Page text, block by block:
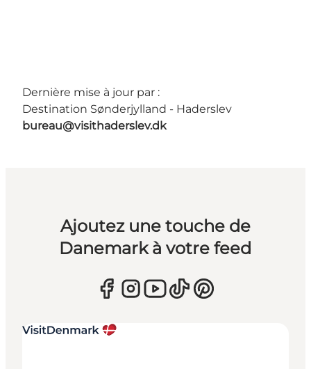
Dernière mise à jour par :
Destination Sønderjylland - Haderslev
bureau@visithaderslev.dk
Ajoutez une touche de
Danemark à votre feed